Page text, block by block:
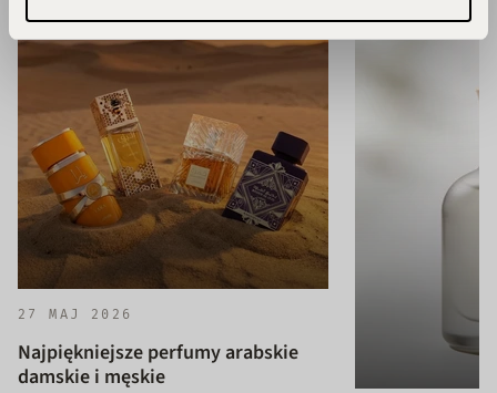
27 MAJ 2026
Najpiękniejsze perfumy arabskie
damskie i męskie